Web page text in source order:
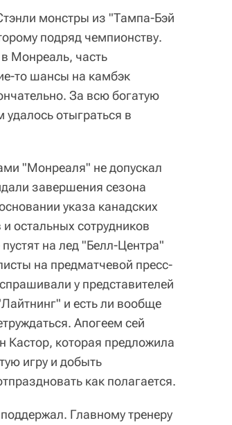
монстры из "Тампа-Бэй
подряд чемпионству.
Монреаль, часть
то шансы на камбэк
За всю богатую
отыграться в
"Монреаля" не допускал
завершения сезона
указа канадских
остальных сотрудников
на лед "Белл-Центра"
на предматчевой пресс-
у представителей
и есть ли вообще
Апогеем сей
Кастор, которая предложила
игру и добыть
как полагается.
Главному тренеру